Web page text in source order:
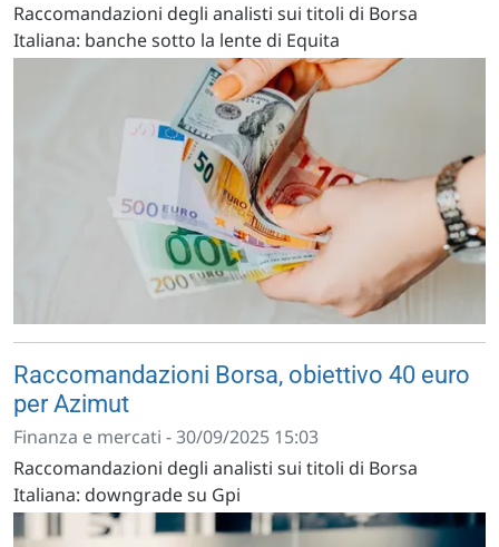
Raccomandazioni degli analisti sui titoli di Borsa
Italiana: banche sotto la lente di Equita
Raccomandazioni Borsa, obiettivo 40 euro
per Azimut
Finanza e mercati - 30/09/2025 15:03
Raccomandazioni degli analisti sui titoli di Borsa
Italiana: downgrade su Gpi